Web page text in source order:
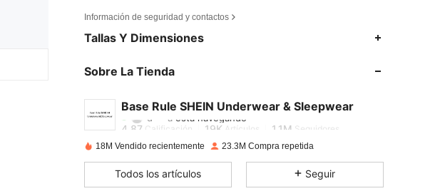
Información de seguridad y contactos
Tallas Y Dimensiones
Sobre La Tienda
Base Rule SHEIN Underwear & Sleepwear
4,87
d***aestá navegando
4,87 Calificación 19KArtículos 1.1M Seguidores
4,87
18M Vendido recientemente 23.3M Compra repetida
Todos los artículos Seguir